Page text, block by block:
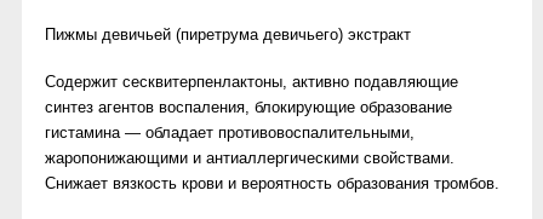
Пижмы девичьей (пиретрума девичьего) экстракт
Содержит сесквитерпенлактоны, активно подавляющие
синтез агентов воспаления, блокирующие образование
гистамина — обладает противовоспалительными,
жаропонижающими и антиаллергическими свойствами.
Снижает вязкость крови и вероятность образования тромбов.